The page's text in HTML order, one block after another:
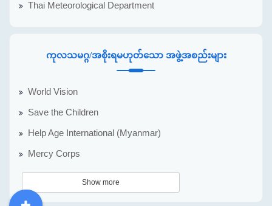
Thai Meteorological Department
ကုလသမဂ္ဂ/အစိုးရမဟုတ်သော အဖွဲ့အစည်းများ
World Vision
Save the Children
Help Age International (Myanmar)
Mercy Corps
Show more